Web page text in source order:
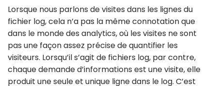
Lorsque nous parlons de visites dans les lignes du
fichier log, cela n’a pas la même connotation que
dans le monde des analytics, où les visites ne sont
pas une façon assez précise de quantifier les
visiteurs. Lorsqu’il s’agit de fichiers log, par contre,
chaque demande d’informations est une visite, elle
produit une seule et unique ligne dans le log. C’est